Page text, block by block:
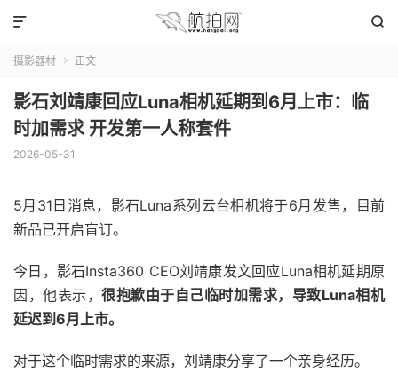


摄影器材  正文
影石刘靖康回应Luna相机延期到6月上市：临
时加需求 开发第一人称套件
2026-05-31
5月31日消息，影石Luna系列云台相机将于6月发售，目前
新品已开启盲订。
今日，影石Insta360 CEO刘靖康发文回应Luna相机延期原
因，他表示，很抱歉由于自己临时加需求，导致Luna相机
延迟到6月上市。
对于这个临时需求的来源，刘靖康分享了一个亲身经历。